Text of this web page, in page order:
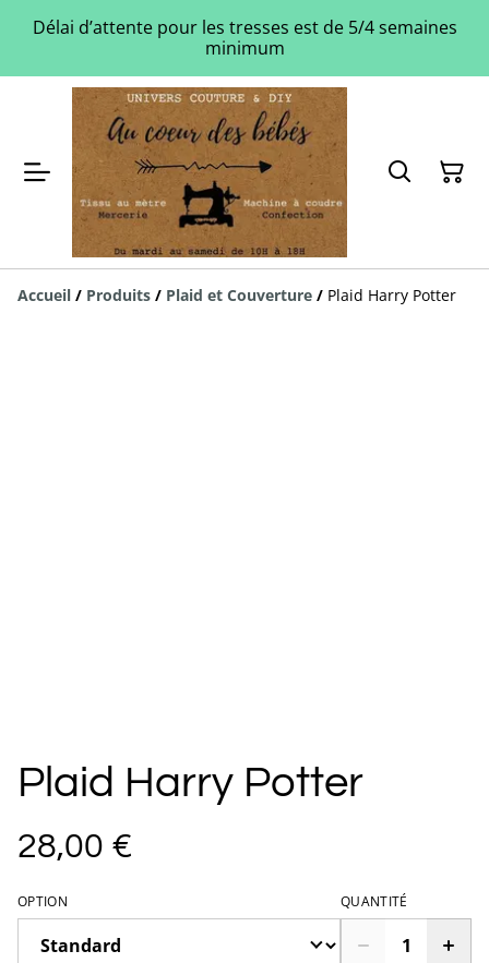
Délai d’attente pour les tresses est de 5/4 semaines
minimum
Accueil / Produits / Plaid et Couverture / Plaid Harry Potter
Plaid Harry Potter
28,00 €
OPTION QUANTITÉ